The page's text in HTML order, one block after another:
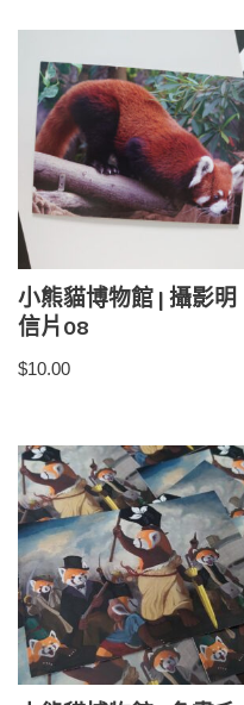
小熊貓博物館 | 攝影明
信片08
$10.00